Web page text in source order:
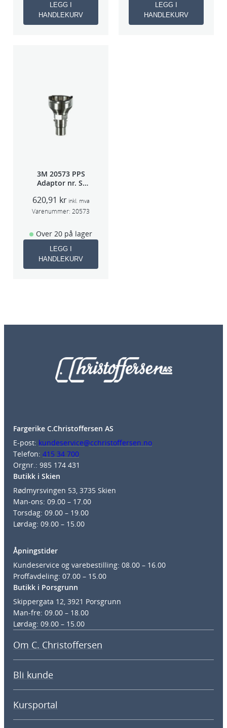
LEGG I
HANDLEKURV
LEGG I
HANDLEKURV
3M 20573 PPS
Adaptor nr. S-
620,91 kr inkl. mva
Varenummer: 20573
Over 20 på lager
LEGG I
HANDLEKURV
Fargerike C.Christoffersen AS
E-post: kundeservice@cchristoffersen.no
Telefon: 415 34 700
Orgnr.: 985 174 431
Butikk i Skien
Rødmyrsvingen 53, 3735 Skien
Man-ons: 09.00 – 17.00
Torsdag: 09.00 – 19.00
Lørdag: 09.00 – 15.00
Åpningstider
Kundeservice og varebestilling: 08.00 – 16.00
Proffavdeling: 07.00 – 15.00
Butikk i Porsgrunn
Skippergata 12, 3921 Porsgrunn
Man-fre: 09.00 – 18.00
Lørdag: 09.00 – 15.00
Om C. Christoffersen
Bli kunde
Kursportal